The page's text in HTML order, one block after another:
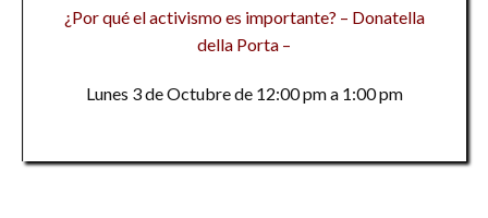
¿Por qué el activismo es importante? – Donatella
della Porta –
Lunes 3 de Octubre de 12:00 pm a 1:00 pm